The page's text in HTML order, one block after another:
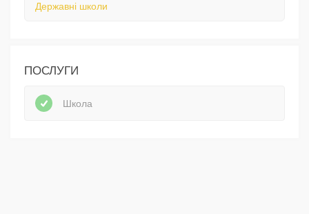
Державні школи
ПОСЛУГИ
Школа